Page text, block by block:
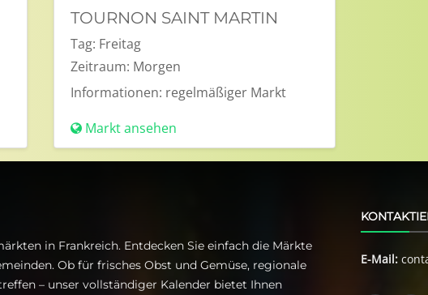
TOURNON SAINT MARTIN
Tag: Freitag
Zeitraum: Morgen
Informationen: regelmäßiger Markt
Markt ansehen
in Frankreich. Entdecken Sie einfach die Märkte
Ob für frisches Obst und Gemüse, regionale
– unser vollständiger Kalender bietet Ihnen
E-Mail: